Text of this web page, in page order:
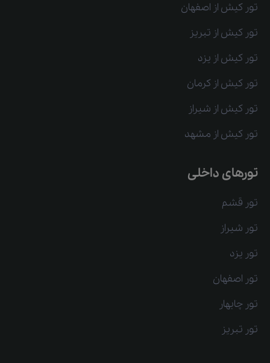
تور کیش از اصفهان
تور کیش از تبریز
تور کیش از یزد
تور کیش از کرمان
تور کیش از شیراز
تور کیش از مشهد
تورهای داخلی
تور قشم
تور شیراز
تور یزد
تور اصفهان
تور چابهار
تور تبریز